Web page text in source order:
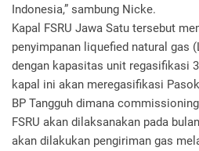
Indonesia,” sambung Nicke.
Kapal FSRU Jawa Satu tersebut
penyimpanan liquefied natural gas
dengan kapasitas unit regasifikasi
kapal ini akan meregasifikasi
BP Tangguh dimana
FSRU akan dilaksanakan pada
akan dilakukan pengiriman gas